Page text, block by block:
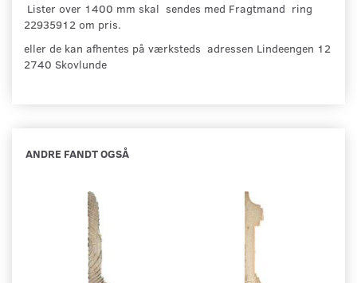
Lister over 1400 mm skal sendes med Fragtmand ring
22935912 om pris.
eller de kan afhentes på værksteds adressen Lindeengen 12
2740 Skovlunde
ANDRE FANDT OGSÅ